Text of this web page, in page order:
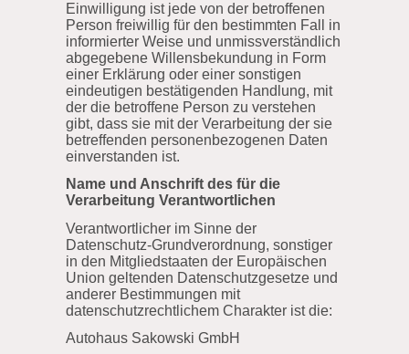
Einwilligung ist jede von der betroffenen
Person freiwillig für den bestimmten Fall in
informierter Weise und unmissverständlich
abgegebene Willensbekundung in Form
einer Erklärung oder einer sonstigen
eindeutigen bestätigenden Handlung, mit
der die betroffene Person zu verstehen
gibt, dass sie mit der Verarbeitung der sie
betreffenden personenbezogenen Daten
einverstanden ist.
Name und Anschrift des für die
Verarbeitung Verantwortlichen
Verantwortlicher im Sinne der
Datenschutz-Grundverordnung, sonstiger
in den Mitgliedstaaten der Europäischen
Union geltenden Datenschutzgesetze und
anderer Bestimmungen mit
datenschutzrechtlichem Charakter ist die:
Autohaus Sakowski GmbH